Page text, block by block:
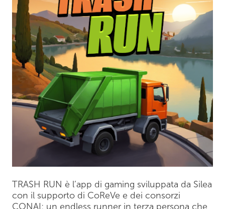
TRASH RUN è l’app di gaming sviluppata da Silea
con il supporto di CoReVe e dei consorzi
CONAI: un endless runner in terza persona che